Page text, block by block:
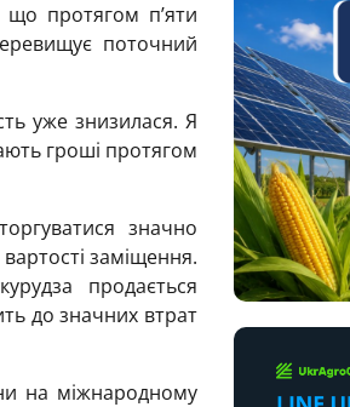
протягом п’яти
поточний
уже знизилася. Я
гроші протягом
значно
заміщення.
продається
до значних втрат
на міжнародному